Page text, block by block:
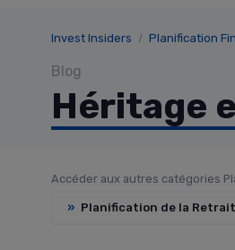
Invest Insiders Planification
Blog
Héritage
Accéder aux autres catégories
» Planification de la